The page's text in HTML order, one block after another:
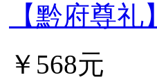
【黔府尊礼】
￥568元